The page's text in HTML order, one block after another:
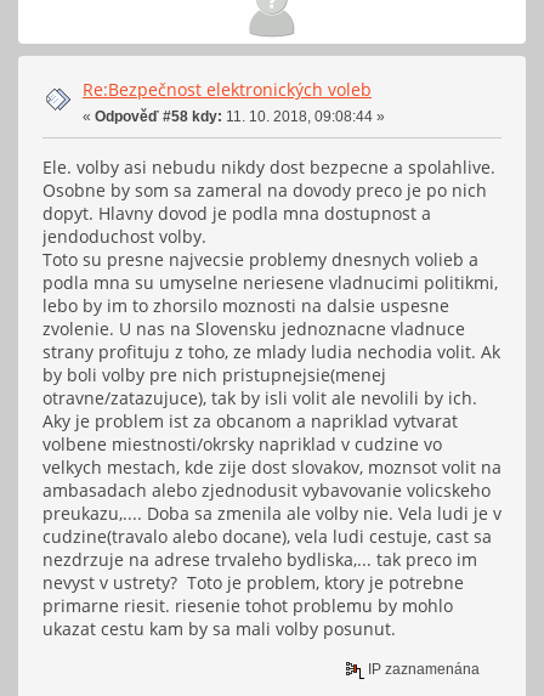
Re:Bezpečnost elektronických voleb
« Odpověď #58 kdy: 11. 10. 2018, 09:08:44 »
Ele. volby asi nebudu nikdy dost bezpecne a spolahlive.
Osobne by som sa zameral na dovody preco je po nich
dopyt. Hlavny dovod je podla mna dostupnost a
jendoduchost volby.
Toto su presne najvecsie problemy dnesnych volieb a
podla mna su umyselne neriesene vladnucimi politikmi,
lebo by im to zhorsilo moznosti na dalsie uspesne
zvolenie. U nas na Slovensku jednoznacne vladnuce
strany profituju z toho, ze mlady ludia nechodia volit. Ak
by boli volby pre nich pristupnejsie(menej
otravne/zatazujuce), tak by isli volit ale nevolili by ich.
Aky je problem ist za obcanom a napriklad vytvarat
volbene miestnosti/okrsky napriklad v cudzine vo
velkych mestach, kde zije dost slovakov, moznsot volit na
ambasadach alebo zjednodusit vybavovanie volicskeho
preukazu,.... Doba sa zmenila ale volby nie. Vela ludi je v
cudzine(travalo alebo docane), vela ludi cestuje, cast sa
nezdrzuje na adrese trvaleho bydliska,... tak preco im
nevyst v ustrety? Toto je problem, ktory je potrebne
primarne riesit. riesenie tohot problemu by mohlo
ukazat cestu kam by sa mali volby posunut.
IP zaznamenána